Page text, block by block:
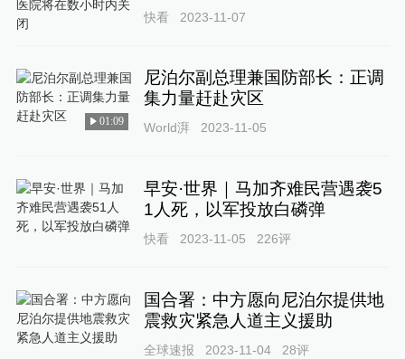
快看 2023-11-07
01:09
尼泊尔副总理兼国防部长：正调
集力量赶赴灾区
World湃 2023-11-05
早安·世界｜马加齐难民营遇袭5
1人死，以军投放白磷弹
快看 2023-11-05 226评
国合署：中方愿向尼泊尔提供地
震救灾紧急人道主义援助
全球速报 2023-11-04 28评